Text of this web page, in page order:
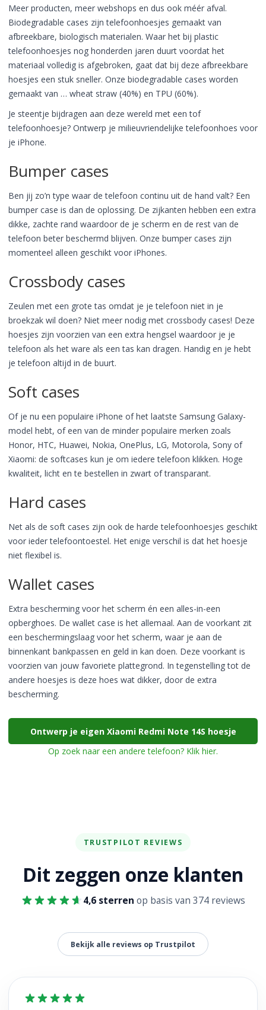
Meer producten, meer webshops en dus ook méér afval.
Biodegradable cases zijn telefoonhoesjes gemaakt van
afbreekbare, biologisch materialen. Waar het bij plastic
telefoonhoesjes nog honderden jaren duurt voordat het
materiaal volledig is afgebroken, gaat dat bij deze afbreekbare
hoesjes een stuk sneller. Onze biodegradable cases worden
gemaakt van … wheat straw (40%) en TPU (60%).
Je steentje bijdragen aan deze wereld met een tof
telefoonhoesje? Ontwerp je milieuvriendelijke telefoonhoes voor
je iPhone.
Bumper cases
Ben jij zo’n type waar de telefoon continu uit de hand valt? Een
bumper case is dan de oplossing. De zijkanten hebben een extra
dikke, zachte rand waardoor de je scherm en de rest van de
telefoon beter beschermd blijven. Onze bumper cases zijn
momenteel alleen geschikt voor iPhones.
Crossbody cases
Zeulen met een grote tas omdat je je telefoon niet in je
broekzak wil doen? Niet meer nodig met crossbody cases! Deze
hoesjes zijn voorzien van een extra hengsel waardoor je je
telefoon als het ware als een tas kan dragen. Handig en je hebt
je telefoon altijd in de buurt.
Soft cases
Of je nu een populaire iPhone of het laatste Samsung Galaxy-
model hebt, of een van de minder populaire merken zoals
Honor, HTC, Huawei, Nokia, OnePlus, LG, Motorola, Sony of
Xiaomi: de softcases kun je om iedere telefoon klikken. Hoge
kwaliteit, licht en te bestellen in zwart of transparant.
Hard cases
Net als de soft cases zijn ook de harde telefoonhoesjes geschikt
voor ieder telefoontoestel. Het enige verschil is dat het hoesje
niet flexibel is.
Wallet cases
Extra bescherming voor het scherm én een alles-in-een
opberghoes. De wallet case is het allemaal. Aan de voorkant zit
een beschermingslaag voor het scherm, waar je aan de
binnenkant bankpassen en geld in kan doen. Deze voorkant is
voorzien van jouw favoriete plattegrond. In tegenstelling tot de
andere hoesjes is deze hoes wat dikker, door de extra
bescherming.
Ontwerp je eigen Xiaomi Redmi Note 14S hoesje
Op zoek naar een andere telefoon? Klik hier.
TRUSTPILOT REVIEWS
Dit zeggen onze klanten
4,6 sterren op basis van 374 reviews
Bekijk alle reviews op Trustpilot